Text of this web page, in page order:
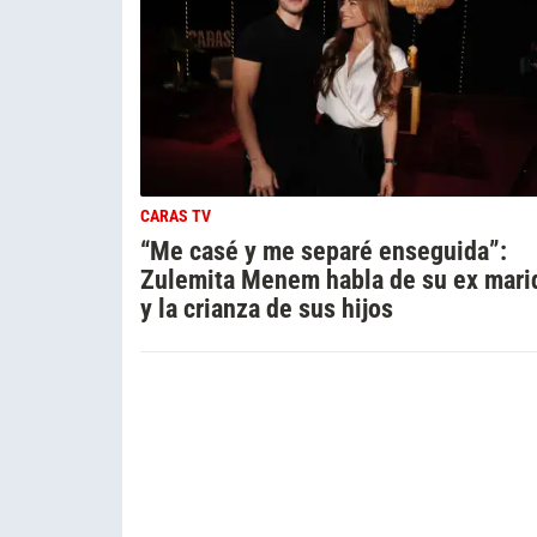
CARAS TV
“Me casé y me separé enseguida”:
Zulemita Menem habla de su ex
y la crianza de sus hijos